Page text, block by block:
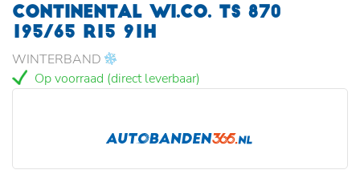
CONTINENTAL WI.CO. TS 870
195/65 R15 91H
WINTERBAND
Op voorraad (direct leverbaar)